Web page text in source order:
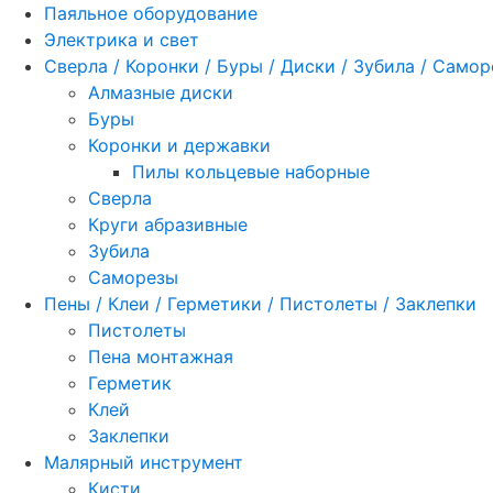
Паяльное оборудование
Электрика и свет
Сверла / Коронки / Буры / Диски / Зубила /
Алмазные диски
Буры
Коронки и державки
Пилы кольцевые наборные
Сверла
Круги абразивные
Зубила
Саморезы
Пены / Клеи / Герметики / Пистолеты / Заклепки
Пистолеты
Пена монтажная
Герметик
Клей
Заклепки
Малярный инструмент
Кисти